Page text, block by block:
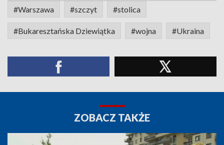
#Warszawa #szczyt #stolica
#Bukaresztańska Dziewiątka #wojna #Ukraina
ZOBACZ TAKŻE